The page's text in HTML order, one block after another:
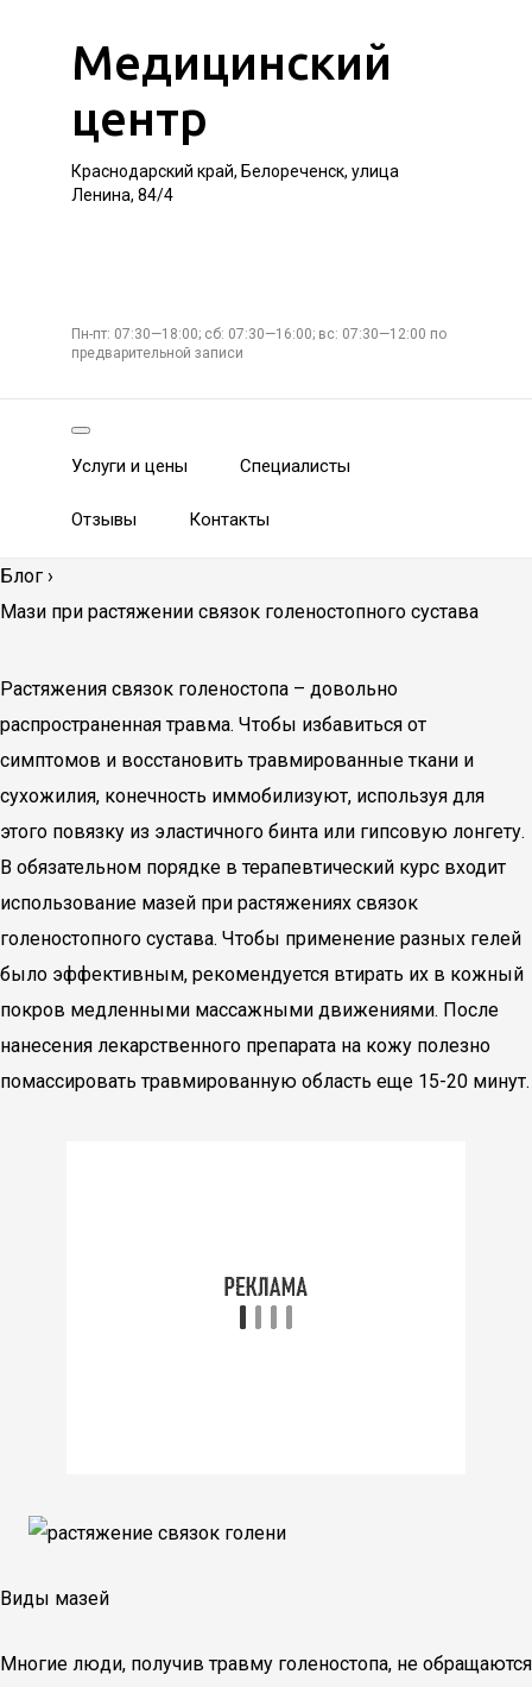
Медицинский
центр
Краснодарский край, Белореченск, улица
Ленина, 84/4
Пн-пт: 07:30—18:00; сб: 07:30—16:00; вс: 07:30—12:00 по
предварительной записи
Услуги и цены Специалисты
Отзывы Контакты
Блог ›
Мази при растяжении связок голеностопного сустава
Растяжения связок голеностопа – довольно
распространенная травма. Чтобы избавиться от
симптомов и восстановить травмированные ткани и
сухожилия, конечность иммобилизуют, используя для
этого повязку из эластичного бинта или гипсовую лонгету.
В обязательном порядке в терапевтический курс входит
использование мазей при растяжениях связок
голеностопного сустава. Чтобы применение разных гелей
было эффективным, рекомендуется втирать их в кожный
покров медленными массажными движениями. После
нанесения лекарственного препарата на кожу полезно
помассировать травмированную область еще 15-20 минут.
Виды мазей
Многие люди, получив травму голеностопа, не обращаются